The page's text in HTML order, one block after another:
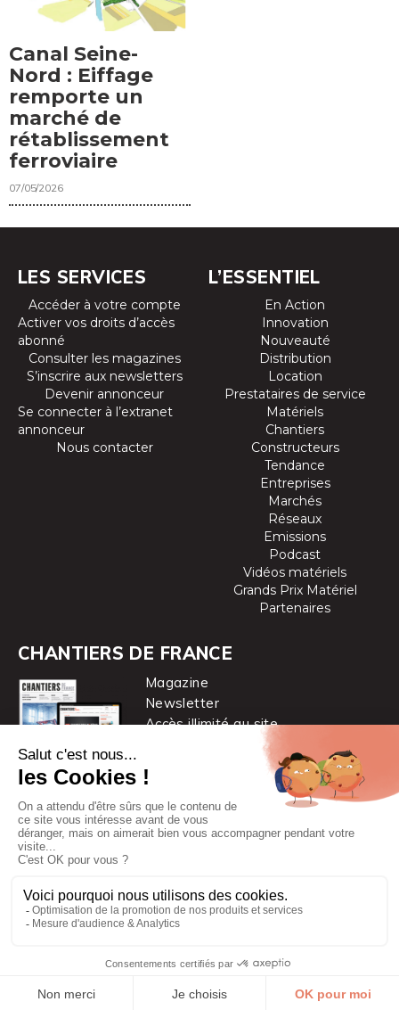
Canal Seine-
Nord : Eiffage
remporte un
marché de
rétablissement
ferroviaire
07/05/2026
LES SERVICES
Accéder à votre compte
Activer vos droits d’accès
abonné
Consulter les magazines
S’inscrire aux newsletters
Devenir annonceur
Se connecter à l’extranet
annonceur
Nous contacter
L’ESSENTIEL
En Action
Innovation
Nouveauté
Distribution
Location
Prestataires de service
Matériels
Chantiers
Constructeurs
Tendance
Entreprises
Marchés
Réseaux
Emissions
Podcast
Vidéos matériels
Grands Prix Matériel
Partenaires
CHANTIERS DE FRANCE
Magazine
Newsletter
Accès illimité au site
Chantiers de France est une marque
| Mentions légales
Protection des données personnelles
Cookies